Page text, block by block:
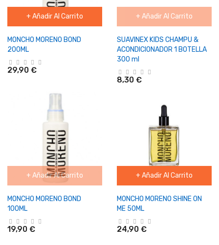
+ Añadir Al Carrito
MONCHO MORENO BOND
200ML
29,90 €
+ Añadir Al Carrito
SUAVINEX KIDS CHAMPU &
ACONDICIONADOR 1 BOTELLA
300 ml
8,30 €
+ Añadir Al Carrito
MONCHO MORENO BOND
100ML
19,90 €
+ Añadir Al Carrito
MONCHO MORENO SHINE ON
ME 50ML
24,90 €